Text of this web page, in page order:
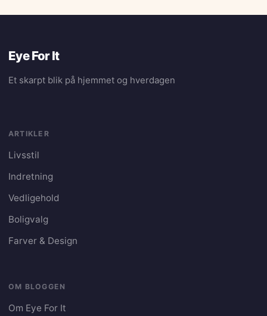
Eye For It
Et skarpt blik på hjemmet og hverdagen
ARTIKLER
Livsstil
Indretning
Vedligehold
Boligvalg
Farver & Design
OM BLOGGEN
Om Eye For It